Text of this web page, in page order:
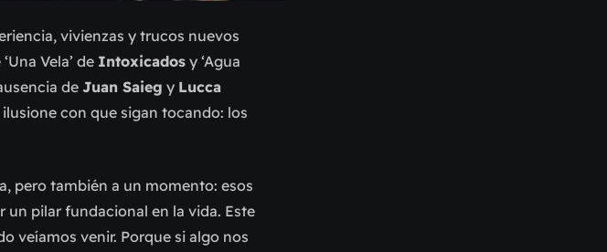
vivienzas y trucos nuevos
Vela’ de Intoxicados y ‘Agua
de Juan Saieg y Lucca
con que sigan tocando: los
pero también a un momento: esos
un pilar fundacional en la vida. Este
veíamos venir. Porque si algo nos